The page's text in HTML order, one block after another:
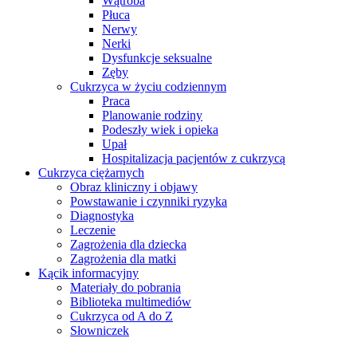
Płuca
Nerwy
Nerki
Dysfunkcje seksualne
Zęby
Cukrzyca w życiu codziennym
Praca
Planowanie rodziny
Podeszły wiek i opieka
Upał
Hospitalizacja pacjentów z cukrzycą
Cukrzyca ciężarnych
Obraz kliniczny i objawy
Powstawanie i czynniki ryzyka
Diagnostyka
Leczenie
Zagrożenia dla dziecka
Zagrożenia dla matki
Kącik informacyjny
Materiały do pobrania
Biblioteka multimediów
Cukrzyca od A do Z
Słowniczek